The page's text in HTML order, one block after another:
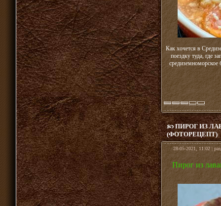
Как хочется в
поездку туда, где
ПИРОГ ИЗ
(ФОТОРЕЦЕПТ)
28-05-2021, 11:02 |
Пирог из